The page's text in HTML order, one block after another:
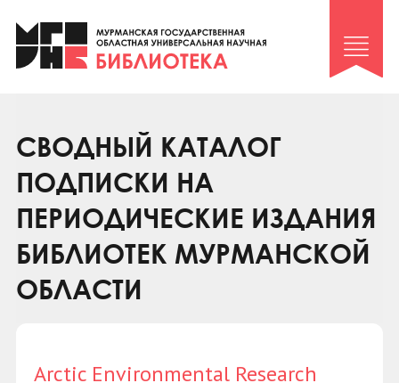
Клуб «Гиря и сельдерей»
Клуб «Семейный архив»
Коллегам
Контакты
СВОДНЫЙ КАТАЛОГ
ПОДПИСКИ НА
ПЕРИОДИЧЕСКИЕ ИЗДАНИЯ
БИБЛИОТЕК МУРМАНСКОЙ
ОБЛАСТИ
Arctic Environmental Research